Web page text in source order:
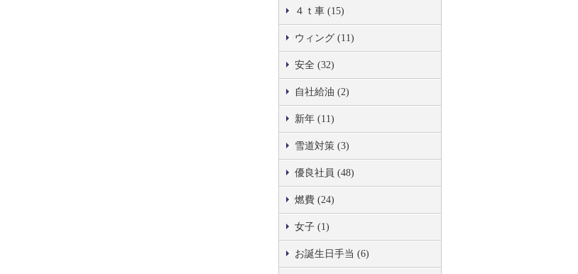
４ｔ車 (15)
ウィング (11)
安全 (32)
自社給油 (2)
新年 (11)
雪道対策 (3)
優良社員 (48)
燃費 (24)
女子 (1)
お誕生日手当 (6)